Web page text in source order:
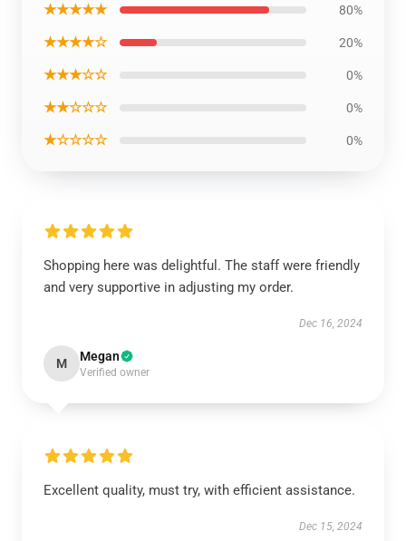
★★★★★ 80%
★★★★☆ 20%
★★★☆☆ 0%
★★☆☆☆ 0%
★☆☆☆☆ 0%
Shopping here was delightful. The staff were friendly
and very supportive in adjusting my order.
Dec 16, 2024
M Megan
Verified owner
Excellent quality, must try, with efficient assistance.
Dec 15, 2024